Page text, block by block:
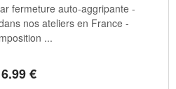
6.99€
fermeture auto-aggripante -
nos ateliers en France -
...